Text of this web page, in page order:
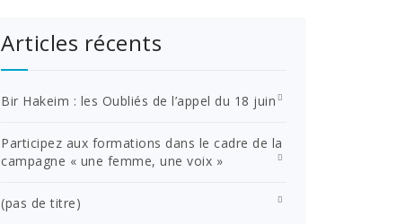
Articles récents
Bir Hakeim : les Oubliés de l’appel du 18 juin
Participez aux formations dans le cadre de la
campagne « une femme, une voix »
(pas de titre)